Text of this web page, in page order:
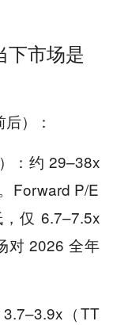
下市场是
）：
：约 29–38x
Forward P/E
仅 6.7–7.5x
对 2026 全年
（TT